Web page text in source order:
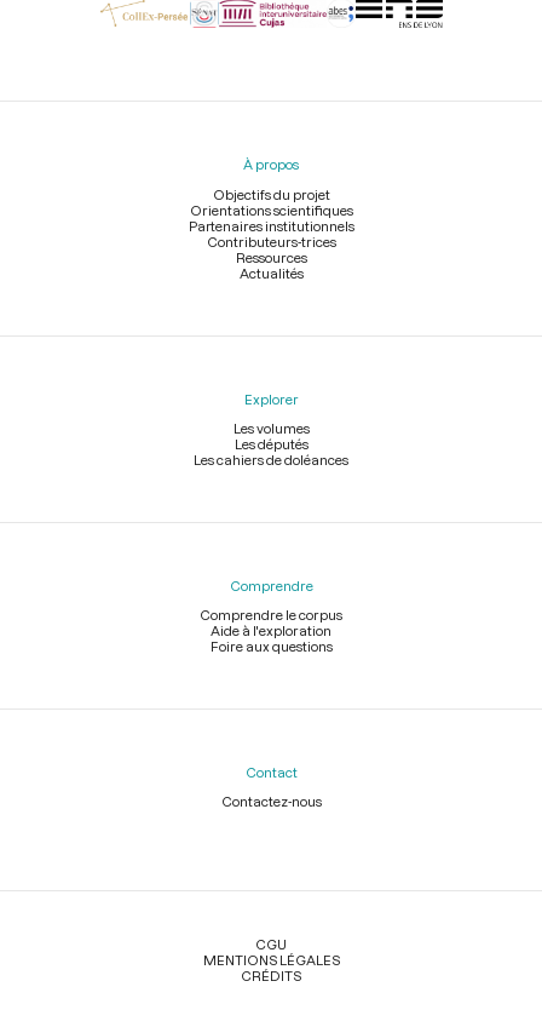
Menu
À propos
Objectifs du projet
Orientations scientifiques
Partenaires institutionnels
Contributeurs-trices
Ressources
Actualités
Explorer
Les volumes
Les députés
Les cahiers de doléances
Comprendre
Comprendre le corpus
Aide à l'exploration
Foire aux questions
Contact
Contactez-nous
Légal
CGU
MENTIONS LÉGALES
CRÉDITS